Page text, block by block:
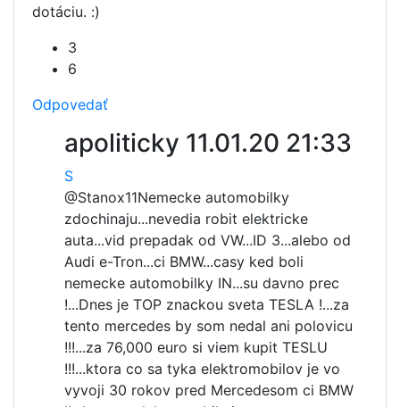
dotáciu. :)
3
6
Odpovedať
apoliticky 11.01.20 21:33
S
@Stanox11Nemecke automobilky
zdochinaju...nevedia robit elektricke
auta...vid prepadak od VW...ID 3...alebo od
Audi e-Tron...ci BMW...casy ked boli
nemecke automobilky IN...su davno prec
!...Dnes je TOP znackou sveta TESLA !...za
tento mercedes by som nedal ani polovicu
!!!...za 76,000 euro si viem kupit TESLU
!!!...ktora co sa tyka elektromobilov je vo
vyvoji 30 rokov pred Mercedesom ci BMW